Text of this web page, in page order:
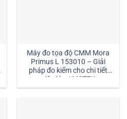
Máy đo tọa độ CMM Mora
Primus L 153010 – Giải
pháp đo kiểm cho chi tiết
siêu lớn :| MSTEK